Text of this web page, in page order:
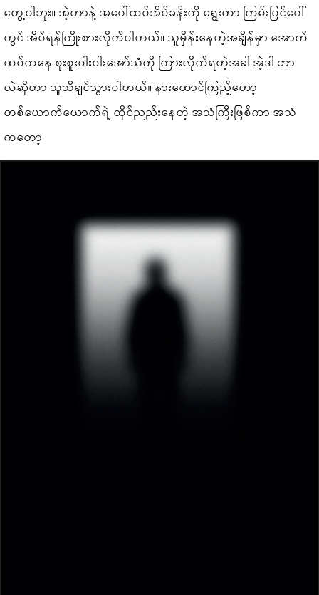
တွေ့ပါဘူး။ အဲ့တာနဲ့ အပေါ်ထပ်အိပ်ခန်းကို ရွေးကာ ကြမ်းပြင်ပေါ်
တွင် အိပ်ရန်ကြိုးစားလိုက်ပါတယ်။ သူမှိန်းနေတဲ့အချိန်မှာ အောက်
ထပ်ကနေ စူးစူးဝါးဝါးအော်သံကို ကြားလိုက်ရတဲ့အခါ အဲ့ဒါ ဘာ
လဲဆိုတာ သူသိချင်သွားပါတယ်။ နားထောင်ကြည့်တော့
တစ်ယောက်ယောက်ရဲ့ ထိုင်ညည်းနေတ‌ဲ့ အသံကြီးဖြစ်ကာ အသံ
ကတော့